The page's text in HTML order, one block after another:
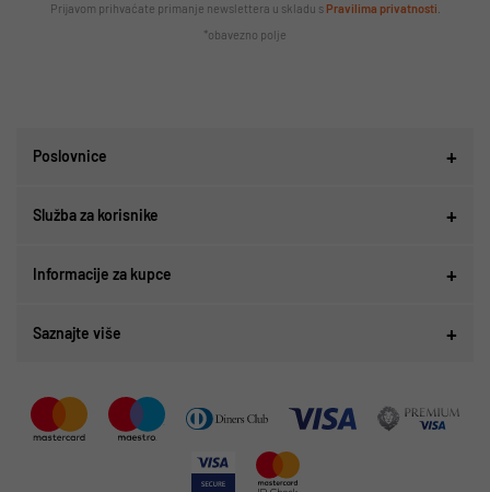
Prijavom prihvaćate primanje newslettera u skladu s Pravilima privatnosti
*obavezno polje
Poslovnice
Služba za korisnike
Informacije za kupce
Saznajte više